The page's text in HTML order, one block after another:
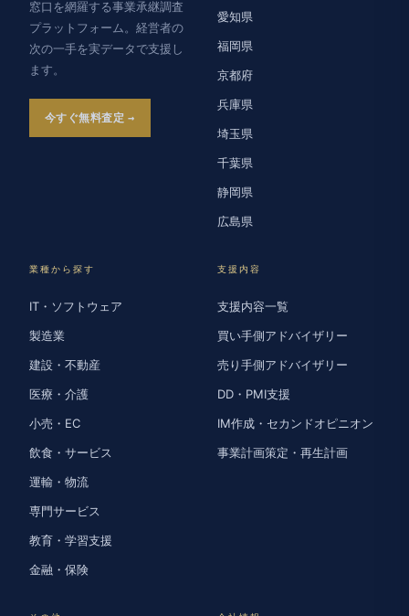
窓口を網羅する事業承継調査
プラットフォーム。経営者の
次の一手を実データで支援し
ます。
今すぐ無料査定
愛知県
福岡県
京都府
兵庫県
埼玉県
千葉県
静岡県
広島県
業種から探す
IT・ソフトウェア
製造業
建設・不動産
医療・介護
小売・EC
飲食・サービス
運輸・物流
専門サービス
教育・学習支援
金融・保険
支援内容
支援内容一覧
買い手側アドバイザリー
売り手側アドバイザリー
DD・PMI支援
IM作成・セカンドオピニオン
事業計画策定・再生計画